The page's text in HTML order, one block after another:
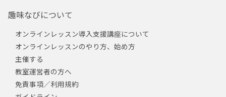
趣味なびについて
オンラインレッスン導入支援講座について
オンラインレッスンのやり方、始め方
主催する
教室運営者の方へ
免責事項／利用規約